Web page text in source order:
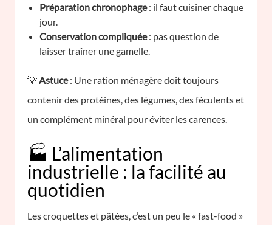
Préparation chronophage: il faut cuisiner chaque
jour.
Conservation compliquée: pas question de
laisser traîner une gamelle.
💡Astuce: Une ration ménagère doit toujours
contenir des protéines, des légumes, des féculents et
un complément minéral pour éviter les carences.
🏭 L’alimentation
industrielle : la facilité au
quotidien
Les croquettes et pâtées, c’est un peu le « fast-food »